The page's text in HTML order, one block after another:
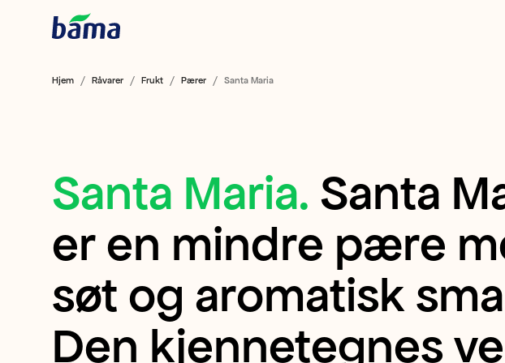
Hjem Råvarer Frukt Pærer Santa Maria
Santa
Maria
Santa
Maria
Santa Maria. Santa
er en mindre pære
søt og aromatisk
Den kjennetegnes